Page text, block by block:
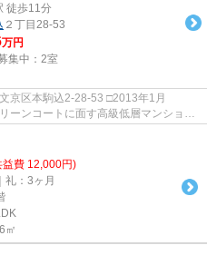
徒歩11分
２丁目28-53
万円
集中： 2室
都文京区本駒込2-28-53 □2013年1月
ーンコートに面す高級低層マンション
益費 12,000円)
礼：3ヶ月
㎡